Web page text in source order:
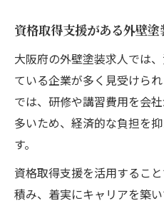
資格取得支援がある外壁塗
大阪府の外壁塗装求人では
ている企業が多く見受けら
では、研修や講習費用を会
多いため、経済的な負担を
す。
資格取得支援を活用するこ
積み、着実にキャリアを築